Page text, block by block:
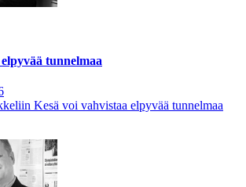
tunnelmaa
Kesä voi vahvistaa elpyvää tunnelmaa